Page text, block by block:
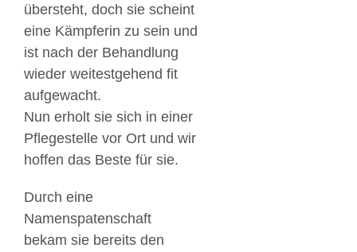
übersteht, doch sie scheint
eine Kämpferin zu sein und
ist nach der Behandlung
wieder weitestgehend fit
aufgewacht.
Nun erholt sie sich in einer
Pflegestelle vor Ort und wir
hoffen das Beste für sie.
Durch eine
Namenspatenschaft
bekam sie bereits den